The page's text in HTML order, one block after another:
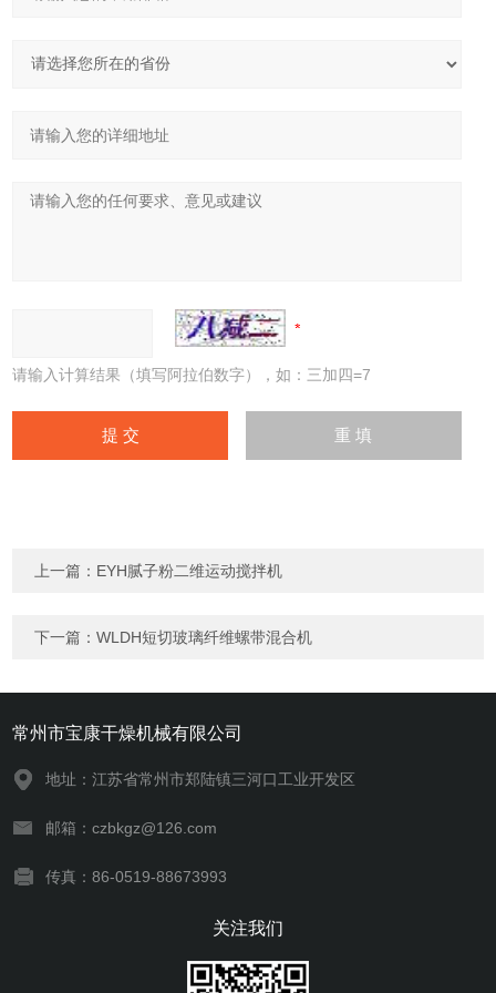
请输入计算结果（填写阿拉伯数字），如：三加四=7
上一篇： EYH腻子粉二维运动搅拌机
下一篇：WLDH短切玻璃纤维螺带混合机
常州市宝康干燥机械有限公司
地址：江苏省常州市郑陆镇三河口工业开发区
邮箱：czbkgz@126.com
传真：86-0519-88673993
关注我们